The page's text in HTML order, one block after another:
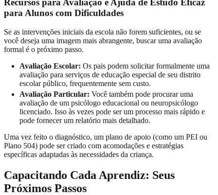
Recursos para Avaliação e Ajuda de Estudo Eficaz
para Alunos com Dificuldades
Se as intervenções iniciais da escola não forem suficientes, ou se
você deseja uma imagem mais abrangente, buscar uma avaliação
formal é o próximo passo.
Avaliação Escolar: Os pais podem solicitar formalmente uma
avaliação para serviços de educação especial de seu distrito
escolar público, frequentemente sem custo.
Avaliação Particular: Você também pode procurar uma
avaliação de um psicólogo educacional ou neuropsicólogo
licenciado. Isso às vezes pode ser um processo mais rápido e
pode fornecer um relatório mais detalhado.
Uma vez feito o diagnóstico, um plano de apoio (como um PEI ou
Plano 504) pode ser criado com acomodações e estratégias
específicas adaptadas às necessidades da criança.
Capacitando Cada Aprendiz: Seus
Próximos Passos